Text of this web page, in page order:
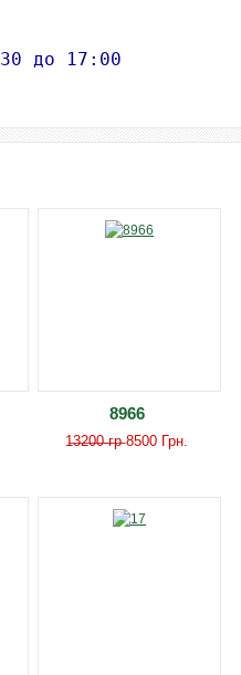
до 17:00
8966
1̶3̶2̶0̶0̶ ̶г̶р̶ 8500 Грн.